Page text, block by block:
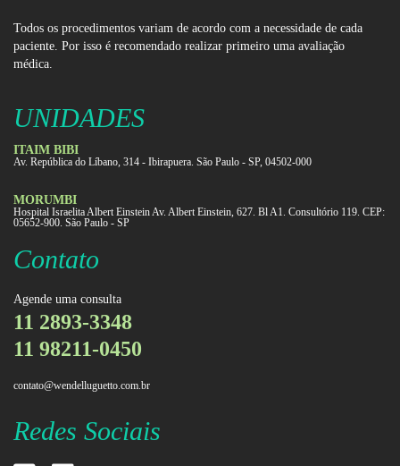
Todos os procedimentos variam de acordo com a necessidade de cada
paciente. Por isso é recomendado realizar primeiro uma avaliação
médica.
UNIDADES
ITAIM BIBI
Av. República do Líbano, 314 - Ibirapuera. São Paulo - SP, 04502-000
MORUMBI
Hospital Israelita Albert Einstein Av. Albert Einstein, 627. Bl A1. Consultório 119. CEP:
05652-900. São Paulo - SP
Contato
Agende uma consulta
11 2893-3348
11 98211-0450
contato@wendelluguetto.com.br
Redes Sociais